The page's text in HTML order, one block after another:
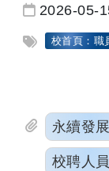
日期：
2026-05-
標籤：
校首頁：職
永續發
校聘人